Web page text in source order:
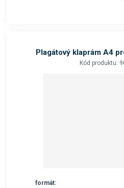
Plagátový klaprám A4
Kód produktu:
formát: